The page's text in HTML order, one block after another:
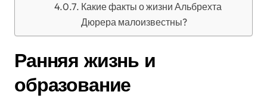
Какие факты о жизни Альбрехта
Дюрера малоизвестны?
Ранняя жизнь и
образование